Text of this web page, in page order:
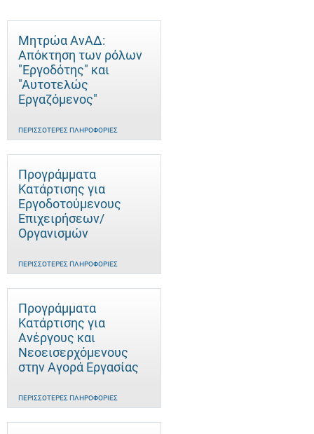
Μητρώα ΑνΑΔ:
Απόκτηση των ρόλων
"Εργοδότης" και
"Αυτοτελώς
Eργαζόμενος"
ΠΕΡΙΣΣΌΤΕΡΕΣ ΠΛΗΡΟΦΟΡΊΕΣ
Προγράμματα
Κατάρτισης για
Εργοδοτούμενους
Επιχειρήσεων/
Οργανισμών
ΠΕΡΙΣΣΌΤΕΡΕΣ ΠΛΗΡΟΦΟΡΊΕΣ
Προγράμματα
Κατάρτισης για
Ανέργους και
Νεοεισερχόμενους
στην Αγορά Εργασίας
ΠΕΡΙΣΣΌΤΕΡΕΣ ΠΛΗΡΟΦΟΡΊΕΣ